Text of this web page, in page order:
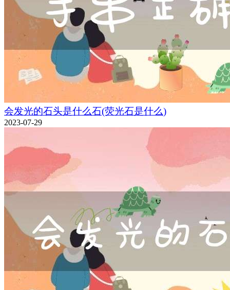
会发光的石头是什么石(荧光石是什么)
2023-07-29